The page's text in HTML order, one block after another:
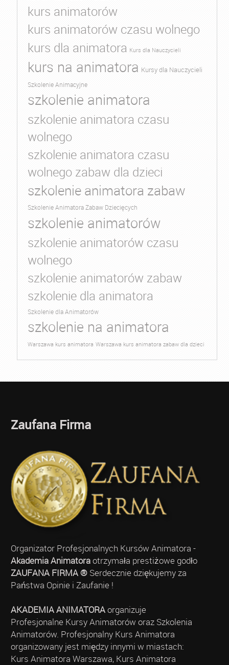
kurs animatorów
kurs animatorów czasu wolnego
kurs dla animatora Kurs dla Nauczycieli
kurs na animatora Kursy dla Nauczycieli
Szkolenie Animacyjne
szkolenie animatora
szkolenie animatora czasu
wolnego
szkolenie animatora czasu
wolnego zabaw dla dzieci
szkolenie animatora zabaw
Szkolenie Animatora Zabaw Dziecięcych
szkolenie animatorów
szkolenie animatorów czasu
wolnego
szkolenie animatorów zabaw
szkolenie dla animatora
Szkolenie dla Animatorów
szkolenie na animatora
Warszawa kurs animatora Warszawa kurs animatora zabaw dla dzieci
Zaufana Firma
Organizator Profesjonalnych Kursów Animatora -
Akademia Animatoraotrzymała prestiżowe godło
ZAUFANA FIRMA ®Serdecznie dziękujemy za
Państwa Opinie i Zaufanie !
AKADEMIA ANIMATORAorganizuje
Profesjonalne Kursy Animatorów oraz Szkolenia
Animatorów. Profesjonalny Kurs Animatora
organizowany jest między innymi w miastach:
Kurs Animatora Warszawa, Kurs Animatora